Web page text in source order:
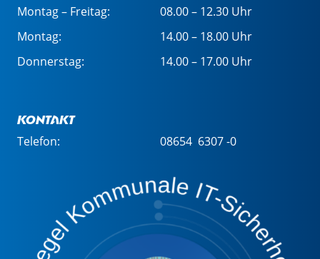
Montag – Freitag:
08.00 – 12.30 Uhr
Montag:
14.00 – 18.00 Uhr
Donnerstag:
14.00 – 17.00 Uhr
Kontakt
Telefon: 08654 6307 -0